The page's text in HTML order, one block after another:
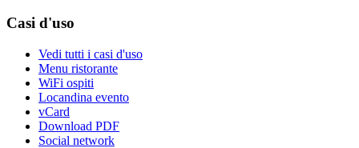
Casi d'uso
Vedi tutti i casi d'uso
Menu ristorante
WiFi ospiti
Locandina evento
vCard
Download PDF
Social network